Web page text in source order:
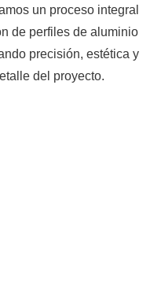
un proceso integral
de perfiles de aluminio
precisión, estética y
del proyecto.